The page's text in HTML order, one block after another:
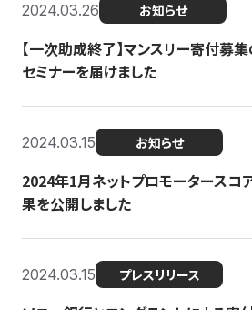
2024.03.26 お知らせ
【一次助成終了】マンスリー寄付募
セミナーを届けました
2024.03.15 お知らせ
2024年1月ネットプロモータースコ
果を公開しました
2024.03.15 プレスリリース